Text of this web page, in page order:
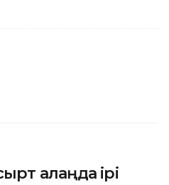
алаңда ірі